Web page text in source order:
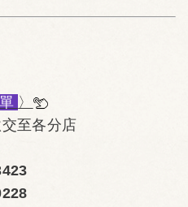
〉
至各分店